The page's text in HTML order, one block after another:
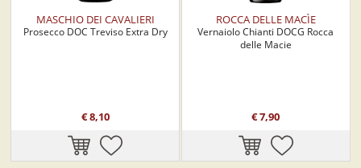
MASCHIO DEI CAVALIERI
Prosecco DOC Treviso Extra Dry
€ 8,10
ROCCA DELLE MACÌE
Vernaiolo Chianti DOCG Rocca
delle Macie
€ 7,90